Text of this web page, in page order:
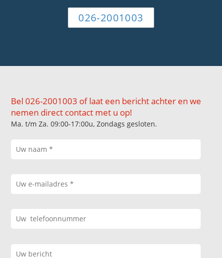
026-2001003
Bel 026-2001003 of laat een bericht achter en we
nemen direct contact met u op!
Ma. t/m Za. 09:00-17:00u, Zondags gesloten.